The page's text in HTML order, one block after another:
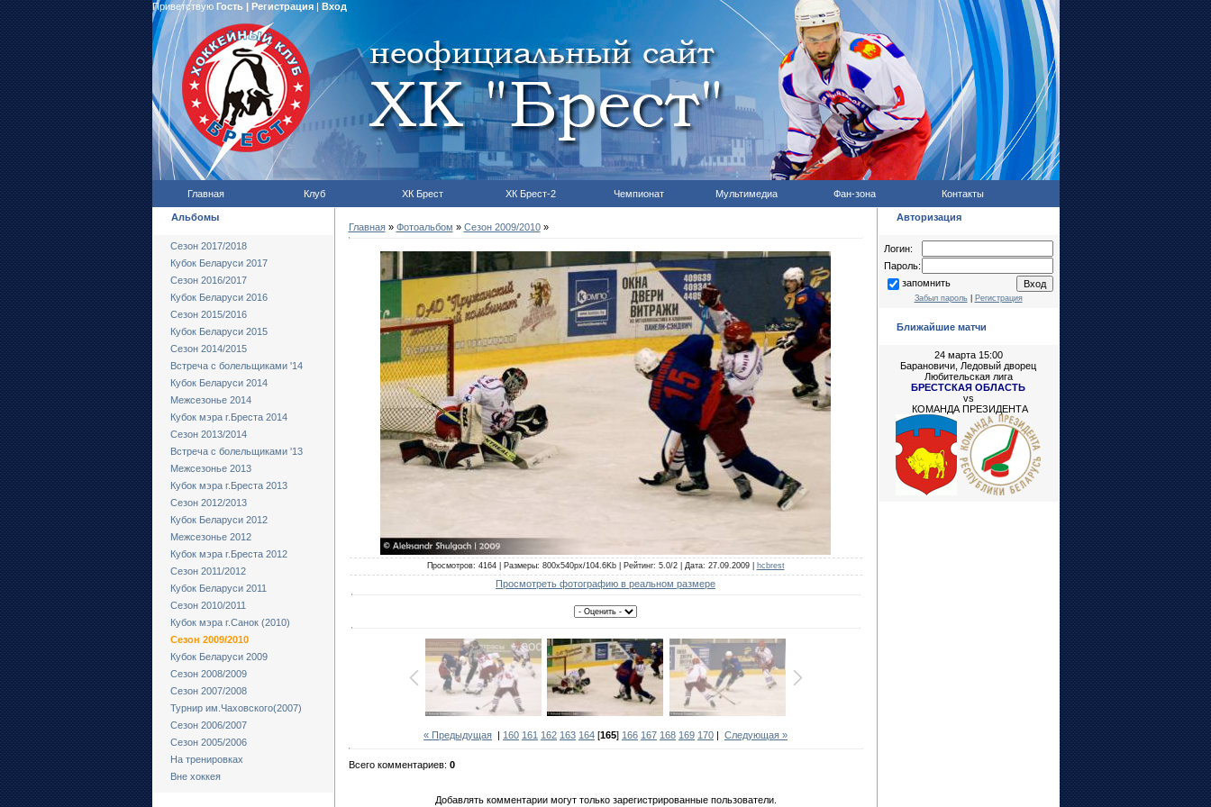
Приветствую Гость | Регистрация| Вход
Главная Клуб ХК Брест ХК Брест-2 Чемпионат Мультимедиа Фан-зона Контакты
Альбомы
Сезон 2017/2018
Кубок Беларуси 2017
Сезон 2016/2017
Кубок Беларуси 2016
Сезон 2015/2016
Кубок Беларуси 2015
Сезон 2014/2015
Встреча с болельщиками '14
Кубок Беларуси 2014
Межсезонье 2014
Кубок мэра г.Бреста 2014
Сезон 2013/2014
Встреча с болельщиками '13
Межсезонье 2013
Кубок мэра г.Бреста 2013
Сезон 2012/2013
Кубок Беларуси 2012
Межсезонье 2012
Кубок мэра г.Бреста 2012
Сезон 2011/2012
Кубок Беларуси 2011
Сезон 2010/2011
Кубок мэра г.Санок (2010)
Сезон 2009/2010
Кубок Беларуси 2009
Сезон 2008/2009
Сезон 2007/2008
Турнир им.Чаховского(2007)
Сезон 2006/2007
Сезон 2005/2006
На тренировках
Вне хоккея
Главная» Фотоальбом » Сезон 2009/2010»
Просмотров: 4164 | Размеры: 800x540px/104.6Kb | Рейтинг: 5.0/2 | Дата: 27.09.2009 | hcbrest
Просмотреть фотографию в реальном размере
« Предыдущая | 160 161 162 163 164 [165] 166 167 168 169 170 | Следующая »
Всего комментариев: 0
Добавлять комментарии могут только зарегистрированные пользователи.
Авторизация
Логин:
Пароль:
запомнить
Забыл пароль| Регистрация
Ближайшие матчи
24 марта 15:00
Барановичи, Ледовый дворец
Любительская лига
БРЕСТСКАЯ ОБЛАСТЬ
vs
КОМАНДА ПРЕЗИДЕНТА